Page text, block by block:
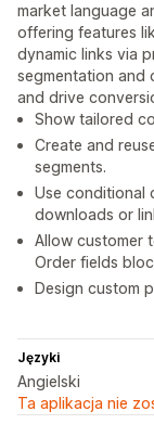
market language
offering features
dynamic links via
segmentation and
and drive
Show tailored
Create and
segments.
Use conditional
downloads or
Allow customer
Order fields
Design custom
Języki
Angielski
Ta aplikacja nie